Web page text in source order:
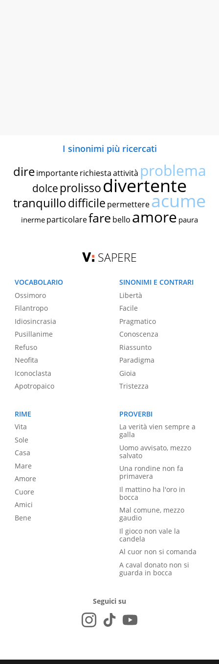
I sinonimi più ricercati
dire importante richiestaattività problema
dolce prolissodivertente
tranquillodifficile permettereacume
inerme particolarefare bello amore paura
SAPERE
VOCABOLARIO
Ossimoro
Filantropo
Idiosincrasia
Pusillanime
Refuso
Neofita
Iconoclasta
Apotropaico
SINONIMI E CONTRARI
Libertà
Facile
Pragmatico
Conoscenza
Riassunto
Paradigma
Gioia
Tristezza
RIME
Vita
Sole
Casa
Mare
Amore
Cuore
Amici
Bene
PROVERBI
La verità vien sempre a
galla
Uomo avvisato, mezzo
salvato
Una rondine non fa
primavera
Il mattino ha l'oro in
bocca
Mal comune, mezzo
gaudio
Il gioco non vale la
candela
Al cuor non si comanda
A caval donato non si
guarda in bocca
Seguici su